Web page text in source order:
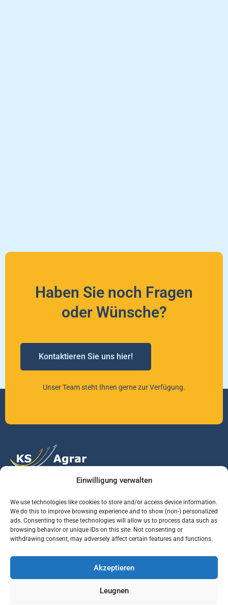
Einwilligung verwalten
We use technologies like cookies to store and/or access device information.
We do this to improve browsing experience and to show (non-) personalized
ads. Consenting to these technologies will allow us to process data such as
browsing behavior or unique IDs on this site. Not consenting or
withdrawing consent, may adversely affect certain features and functions.
Akzeptieren
Leugnen
Haben Sie noch Fragen
oder Wünsche?
Kontaktieren Sie uns hier!
Unser Team steht Ihnen gerne zur Verfügung.
Vertrauen Sie auf unsere Expertise im Agrarmarkt.
Services Jobs
Business Development
Manager (m/w/d)
Informationen